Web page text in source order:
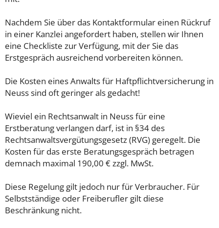
Nachdem Sie über das Kontaktformular einen Rückruf
in einer Kanzlei angefordert haben, stellen wir Ihnen
eine Checkliste zur Verfügung, mit der Sie das
Erstgespräch ausreichend vorbereiten können.
Die Kosten eines Anwalts für Haftpflichtversicherung in
Neuss sind oft geringer als gedacht!
Wieviel ein Rechtsanwalt in Neuss für eine
Erstberatung verlangen darf, ist in §34 des
Rechtsanwaltsvergütungsgesetz (RVG) geregelt. Die
Kosten für das erste Beratungsgespräch betragen
demnach maximal 190,00 € zzgl. MwSt.
Diese Regelung gilt jedoch nur für Verbraucher. Für
Selbstständige oder Freiberufler gilt diese
Beschränkung nicht.